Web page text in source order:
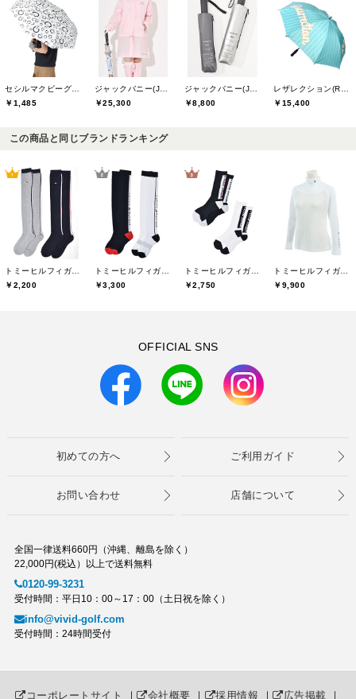
￥1,485
￥25,300
￥8,800
￥15,400
この商品と同じブランドランキング
￥2,200
￥3,300
￥2,750
￥9,900
OFFICIAL SNS
初めての方へ ご利用ガイド
お問い合わせ 店舗について
全国一律送料660円（沖縄、離島を除く）
22,000円(税込）以上で送料無料
0120-99-3231
受付時間：平日10：00～17：00（土日祝を除く）
info@vivid-golf.com
受付時間：24時間受付
コーポレートサイト ｜ 会社概要 ｜ 採用情報 ｜ 広告掲載 ｜